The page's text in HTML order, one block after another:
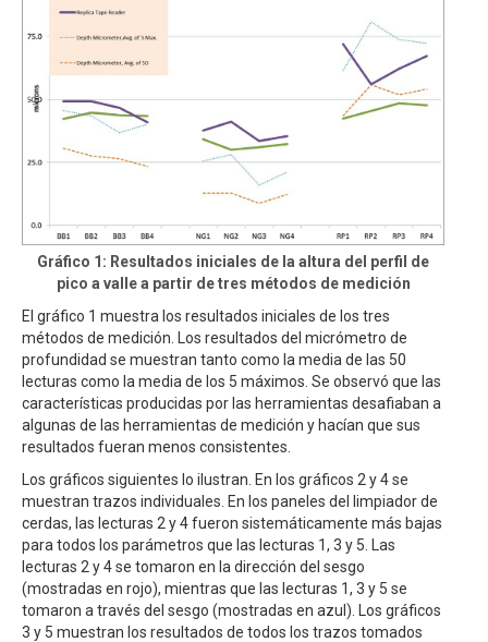
Gráfico 1: Resultados iniciales de la altura del perfil de
pico a valle a partir de tres métodos de medición
El gráfico 1 muestra los resultados iniciales de los tres
métodos de medición. Los resultados del micrómetro de
profundidad se muestran tanto como la media de las 50
lecturas como la media de los 5 máximos. Se observó que las
características producidas por las herramientas desafiaban a
algunas de las herramientas de medición y hacían que sus
resultados fueran menos consistentes.
Los gráficos siguientes lo ilustran. En los gráficos 2 y 4 se
muestran trazos individuales. En los paneles del limpiador de
cerdas, las lecturas 2 y 4 fueron sistemáticamente más bajas
para todos los parámetros que las lecturas 1, 3 y 5. Las
lecturas 2 y 4 se tomaron en la dirección del sesgo
(mostradas en rojo), mientras que las lecturas 1, 3 y 5 se
tomaron a través del sesgo (mostradas en azul). Los gráficos
3 y 5 muestran los resultados de todos los trazos tomados